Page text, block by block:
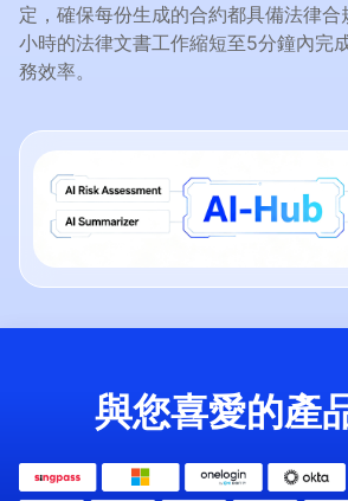
定，確保每份生成的合約都具備法律
小時的法律文書工作縮短至5分鐘內完
務效率。
與您喜愛的產